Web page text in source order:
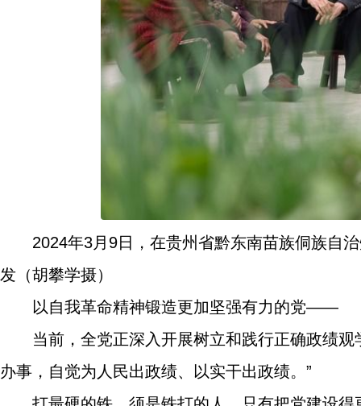
2024年3月9日，在贵州省黔东南苗族侗族自
发（胡攀学摄）
以自我革命精神锻造更加坚强有力的党——
当前，全党正深入开展树立和践行正确政绩
办事，自觉为人民出政绩、以实干出政绩。”